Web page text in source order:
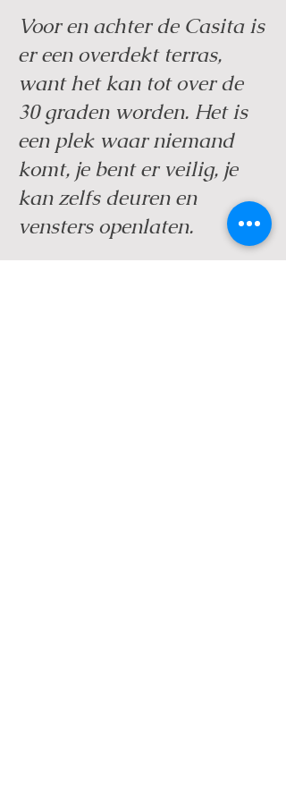
Voor en achter de Casita is
er een overdekt terras,
want het kan tot over de
30 graden worden. Het is
een plek waar niemand
komt, je bent er veilig, je
kan zelfs deuren en
vensters openlaten.